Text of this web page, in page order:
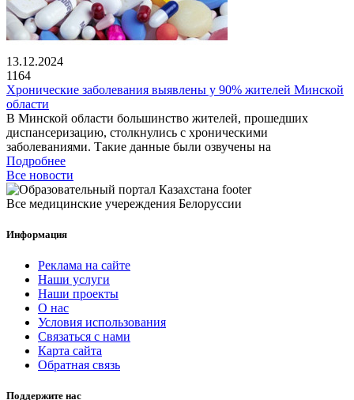
13.12.2024
1164
Хронические заболевания выявлены у 90% жителей Минской
области
В Минской области большинство жителей, прошедших
диспансеризацию, столкнулись с хроническими
заболеваниями. Такие данные были озвучены на
Подробнее
Все новости
Все медицинские учереждения Белоруссии
Информация
Реклама на сайте
Наши услуги
Наши проекты
О нас
Условия использования
Связаться с нами
Карта сайта
Обратная связь
Поддержите нас